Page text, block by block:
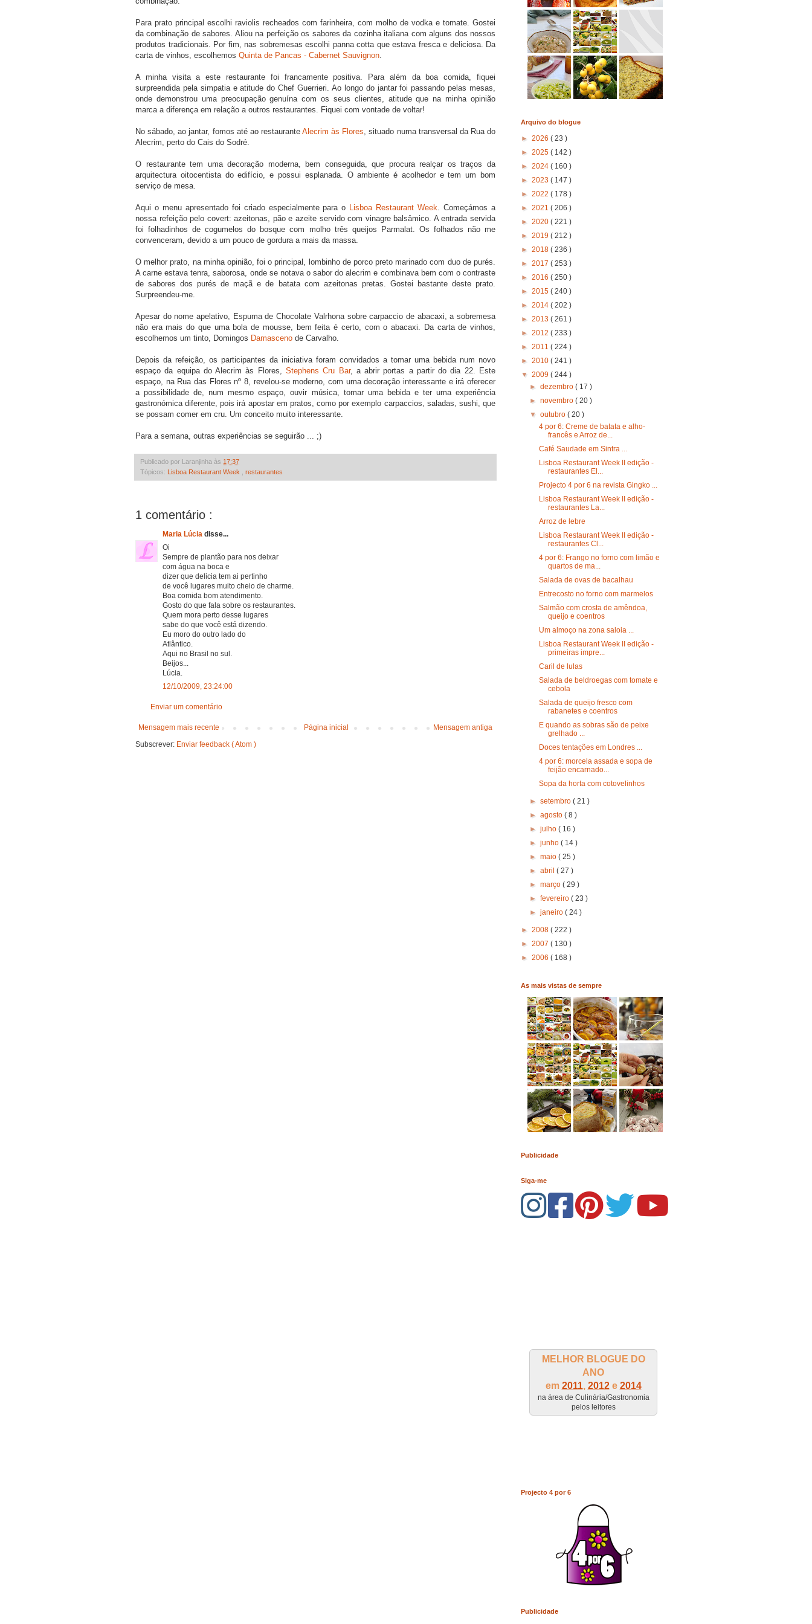
Para prato principal escolhi raviolis recheados com farinheira, com molho de vodka e tomate. Gostei
da combinação de sabores. Aliou na perfeição os sabores da cozinha italiana com alguns dos nossos
produtos tradicionais. Por fim, nas sobremesas escolhi panna cotta que estava fresca e deliciosa. Da
carta de vinhos, escolhemos Quinta de Pancas - Cabernet Sauvignon
A minha visita a este restaurante foi francamente positiva. Para além da boa comida, fiquei
surpreendida pela simpatia e atitude do Chef Guerrieri. Ao longo do jantar foi passando pelas mesas,
onde demonstrou uma preocupação genuína com os seus clientes, atitude que na minha opinião
marca a diferença em relação a outros restaurantes. Fiquei com vontade de voltar!
No sábado, ao jantar, fomos até ao restaurante Alecrim às Flores , situado numa transversal da Rua do
Alecrim, perto do Cais do Sodré.
O restaurante tem uma decoração moderna, bem conseguida, que procura realçar os traços da
arquitectura oitocentista do edifício, e possui esplanada. O ambiente é acolhedor e tem um bom
serviço de mesa.
Aqui o menu apresentado foi criado especialmente para o Lisboa Restaurant Week . Começámos a
nossa refeição pelo covert: azeitonas, pão e azeite servido com vinagre balsâmico. A entrada servida
foi folhadinhos de cogumelos do bosque com molho três queijos Parmalat. Os folhados não me
convenceram, devido a um pouco de gordura a mais da massa.
O melhor prato, na minha opinião, foi o principal, lombinho de porco preto marinado com duo de purés.
A carne estava tenra, saborosa, onde se notava o sabor do alecrim e combinava bem com o contraste
de sabores dos purés de maçã e de batata com azeitonas pretas. Gostei bastante deste prato.
Surpreendeu-me.
Apesar do nome apelativo, Espuma de Chocolate Valrhona sobre carpaccio de abacaxi, a sobremesa
não era mais do que uma bola de mousse, bem feita é certo, com o abacaxi. Da carta de vinhos,
escolhemos um tinto, Domingos Damasceno de Carvalho.
Depois da refeição, os participantes da iniciativa foram convidados a tomar uma bebida num novo
espaço da equipa do Alecrim às Flores, Stephens Cru Bar, a abrir portas a partir do dia 22. Este
espaço, na Rua das Flores nº 8, revelou-se moderno, com uma decoração interessante e irá oferecer
a possibilidade de, num mesmo espaço, ouvir música, tomar uma bebida e ter uma experiência
gastronómica diferente, pois irá apostar em pratos, como por exemplo carpaccios, saladas, sushi, que
se possam comer em cru. Um conceito muito interessante.
Para a semana, outras experiências se seguirão ... ;)
Publicado por Laranjinha às 17:37
Tópicos: Lisboa Restaurant Week restaurantes
1 comentário :
Maria Lúcia disse...
Oi
Sempre de plantão para nos deixar
com água na boca e
dizer que delicia tem ai pertinho
de você lugares muito cheio de charme.
Boa comida bom atendimento.
Gosto do que fala sobre os restaurantes.
Quem mora perto desse lugares
sabe do que você está dizendo.
Eu moro do outro lado do
Atlântico.
Aqui no Brasil no sul.
Beijos...
Lúcia.
12/10/2009, 23:24:00
Enviar um comentário
Mensagem mais recente Mensagem antiga
Página inicial
Subscrever: Enviar feedback ( Atom )
Arquivo do blogue
► 2026 ( 23 )
► 2025 ( 142 )
► 2024 ( 160 )
► 2023 ( 147 )
► 2022 ( 178 )
► 2021 ( 206 )
► 2020 ( 221 )
► 2019 ( 212 )
► 2018 ( 236 )
► 2017 ( 253 )
► 2016 ( 250 )
► 2015 ( 240 )
► 2014 ( 202 )
► 2013 ( 261 )
► 2012 ( 233 )
► 2011 ( 224 )
► 2010 ( 241 )
▼ 2009 ( 244 )
►dezembro( 17 )
►novembro( 20 )
▼outubro( 20 )
4 por 6: Creme de batata e alho-
francês e Arroz de...
Café Saudade em Sintra ...
Lisboa Restaurant Week II edição -
restaurantes El...
Projecto 4 por 6 na revista Gingko ...
Lisboa Restaurant Week II edição -
restaurantes La...
Arroz de lebre
Lisboa Restaurant Week II edição -
restaurantes Cl...
4 por 6: Frango no forno com limão e
quartos de ma...
Salada de ovas de bacalhau
Entrecosto no forno com marmelos
Salmão com crosta de amêndoa,
queijo e coentros
Um almoço na zona saloia ...
Lisboa Restaurant Week II edição -
primeiras impre...
Caril de lulas
Salada de beldroegas com tomate e
cebola
Salada de queijo fresco com
rabanetes e coentros
E quando as sobras são de peixe
grelhado ...
Doces tentações em Londres ...
4 por 6: morcela assada e sopa de
feijão encarnado...
Sopa da horta com cotovelinhos
►setembro( 21 )
►agosto( 8 )
►julho( 16 )
►junho( 14 )
►maio( 25 )
►abril( 27 )
►março( 29 )
►fevereiro( 23 )
►janeiro( 24 )
► 2008 ( 222 )
► 2007 ( 130 )
► 2006 ( 168 )
As mais vistas de sempre
Publicidade
Siga-me
MELHOR BLOGUE DO
ANO
em 2011, 2012e 2014
na área de Culinária/Gastronomia
pelos leitores
Projecto 4 por 6
Publicidade